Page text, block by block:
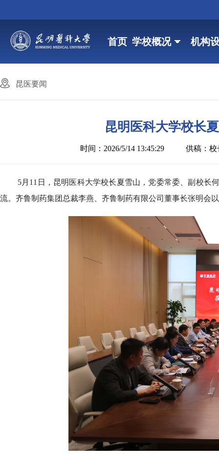
首页 学校概况 机构
昆医要闻
昆明医科大学校长
时间：2026/5/14 13:45:29 供稿：校
5月11日，昆明医科大学校长夏雪山，党委常委、副校长
流。齐鲁制药集团总裁李燕、齐鲁制药有限公司董事长张明会